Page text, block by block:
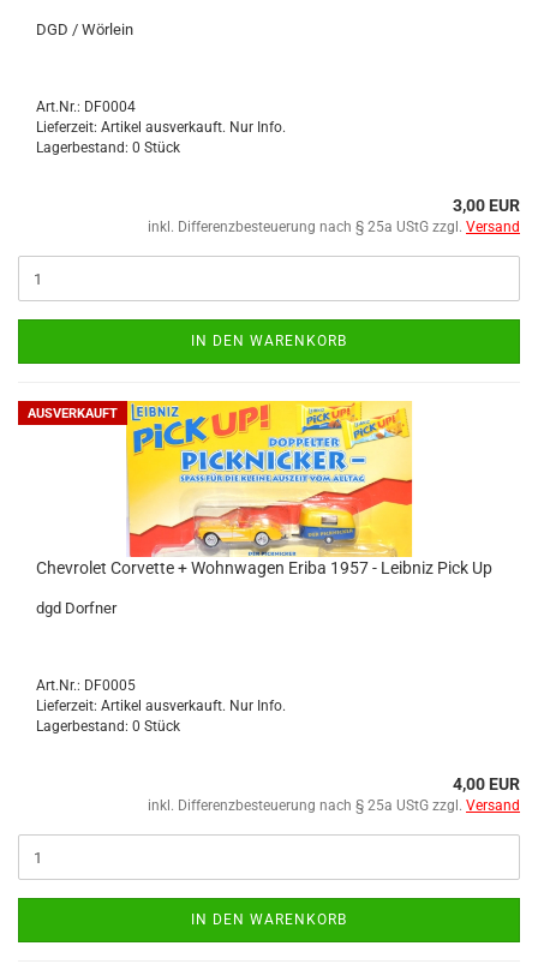
DGD / Wör­lein
Art.Nr.: DF0004
Lieferzeit: Artikel ausverkauft. Nur Info.
Lagerbestand: 0 Stück
3,00 EUR
inkl. Differenzbesteuerung nach § 25a UStG zzgl. Versand
IN DEN WARENKORB
AUSVERKAUFT
Che­vro­let Cor­vet­te + Wohn­wa­gen Eriba 1957 - Leib­niz Pick Up
dgd Dorf­ner
Art.Nr.: DF0005
Lieferzeit: Artikel ausverkauft. Nur Info.
Lagerbestand: 0 Stück
4,00 EUR
inkl. Differenzbesteuerung nach § 25a UStG zzgl. Versand
IN DEN WARENKORB